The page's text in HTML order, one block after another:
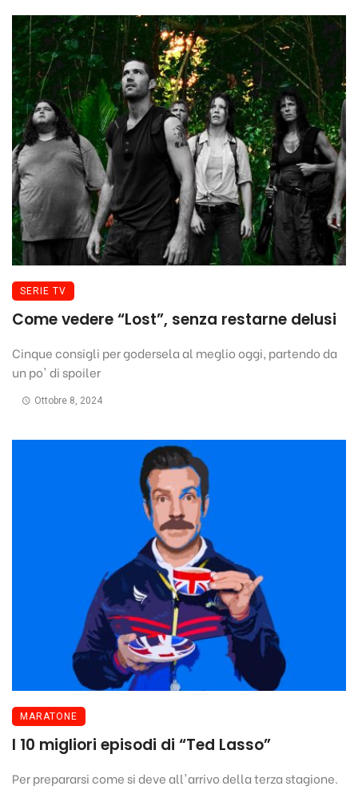
SERIE TV
Come vedere “Lost”, senza restarne delusi
Cinque consigli per godersela al meglio oggi, partendo da
un po' di spoiler
Ottobre 8, 2024
MARATONE
I 10 migliori episodi di “Ted Lasso”
Per prepararsi come si deve all'arrivo della terza stagione.